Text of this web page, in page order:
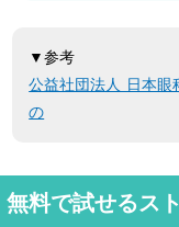
▼参考
公益社団法人 日本
の
無料で試せるス